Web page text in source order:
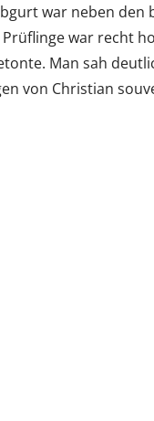
war neben den
Prüflinge war recht
Man sah
von Christian